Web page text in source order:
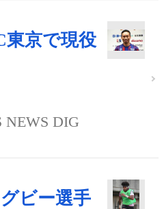
東京で現役
NEWS DIG
ビー選手